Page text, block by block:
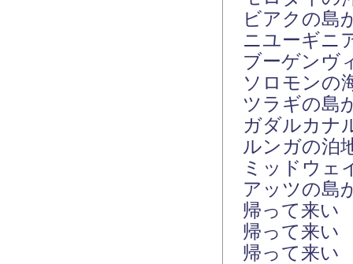
ビアクの島
ニユーギニ
ブーゲンヴ
ソロモンの
ツラギの島
ガダルカナ
ルンガの泊
ミッドウェ
アッツの島
帰って来い
帰って来い
帰って来い